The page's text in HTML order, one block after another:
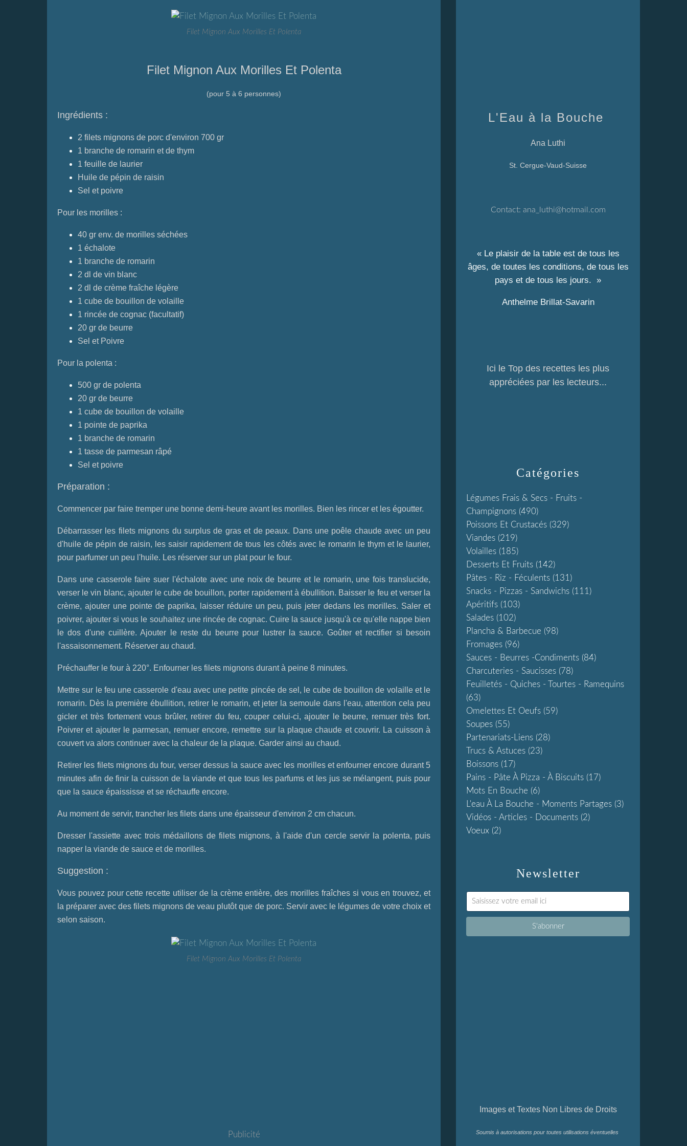
Filet Mignon Aux Morilles Et Polenta
Filet Mignon Aux Morilles Et Polenta
(pour 5 à 6 personnes)
Ingrédients :
2 filets mignons de porc d'environ 700 gr
1 branche de romarin et de thym
1 feuille de laurier
Huile de pépin de raisin
Sel et poivre
Pour les morilles :
40 gr env. de morilles séchées
1 échalote
1 branche de romarin
2 dl de vin blanc
2 dl de crème fraîche légère
1 cube de bouillon de volaille
1 rincée de cognac (facultatif)
20 gr de beurre
Sel et Poivre
Pour la polenta :
500 gr de polenta
20 gr de beurre
1 cube de bouillon de volaille
1 pointe de paprika
1 branche de romarin
1 tasse de parmesan râpé
Sel et poivre
Préparation :
Commencer par faire tremper une bonne demi-heure avant les morilles. Bien les rincer et les égoutter.
Débarrasser les filets mignons du surplus de gras et de peaux. Dans une poêle chaude avec un peu
d'huile de pépin de raisin, les saisir rapidement de tous les côtés avec le romarin le thym et le laurier,
pour parfumer un peu l'huile. Les réserver sur un plat pour le four.
Dans une casserole faire suer l'échalote avec une noix de beurre et le romarin, une fois translucide,
verser le vin blanc, ajouter le cube de bouillon, porter rapidement à ébullition. Baisser le feu et verser la
crème, ajouter une pointe de paprika, laisser réduire un peu, puis jeter dedans les morilles. Saler et
poivrer, ajouter si vous le souhaitez une rincée de cognac. Cuire la sauce jusqu'à ce qu'elle nappe bien
le dos d'une cuillère. Ajouter le reste du beurre pour lustrer la sauce. Goûter et rectifier si besoin
l'assaisonnement. Réserver au chaud.
Préchauffer le four à 220°. Enfourner les filets mignons durant à peine 8 minutes.
Mettre sur le feu une casserole d'eau avec une petite pincée de sel, le cube de bouillon de volaille et le
romarin. Dès la première ébullition, retirer le romarin, et jeter la semoule dans l'eau, attention cela peu
gicler et très fortement vous brûler, retirer du feu, couper celui-ci, ajouter le beurre, remuer très fort.
Poivrer et ajouter le parmesan, remuer encore, remettre sur la plaque chaude et couvrir. La cuisson à
couvert va alors continuer avec la chaleur de la plaque. Garder ainsi au chaud.
Retirer les filets mignons du four, verser dessus la sauce avec les morilles et enfourner encore durant 5
minutes afin de finir la cuisson de la viande et que tous les parfums et les jus se mélangent, puis pour
que la sauce épaississe et se réchauffe encore.
Au moment de servir, trancher les filets dans une épaisseur d'environ 2 cm chacun.
Dresser l'assiette avec trois médaillons de filets mignons, à l'aide d'un cercle servir la polenta, puis
napper la viande de sauce et de morilles.
Suggestion :
Vous pouvez pour cette recette utiliser de la crème entière, des morilles fraîches si vous en trouvez, et
la préparer avec des filets mignons de veau plutôt que de porc. Servir avec le légumes de votre choix et
selon saison.
Filet Mignon Aux Morilles Et Polenta
Publicité
Newsletter
Catégories
Légumes Frais & Secs - Fruits -
Champignons (490)
Poissons Et Crustacés (329)
Viandes (219)
Volailles (185)
Desserts Et Fruits (142)
Pâtes - Riz - Féculents (131)
Snacks - Pizzas - Sandwichs (111)
Apéritifs (103)
Salades (102)
Plancha & Barbecue (98)
Fromages (96)
Sauces - Beurres -condiments (84)
Charcuteries - Saucisses (78)
Feuilletés - Quiches - Tourtes - Ramequins
(63)
Omelettes Et Oeufs (59)
Soupes (55)
Partenariats-Liens (28)
Trucs & Astuces (23)
Boissons (17)
Pains - Pâte À Pizza - À Biscuits (17)
Mots En Bouche (6)
L'eau À La Bouche - Moments Partages (3)
Vidéos - Articles - Documents (2)
Voeux (2)
L'Eau à la Bouche
Ana Luthi
St. Cergue-Vaud-Suisse
Contact: ana_luthi@hotmail.com
« Le plaisir de la table est de tous les
âges, de toutes les conditions, de tous les
pays et de tous les jours. »
Anthelme Brillat-Savarin
Ici le Top des recettes les plus
appréciées par les lecteurs...
Images et Textes Non Libres de Droits
Soumis à autorisations pour toutes utilisations éventuelles